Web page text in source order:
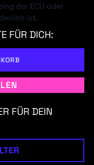
der ECU oder
ist.
FÜR DICH:
FÜR DEIN